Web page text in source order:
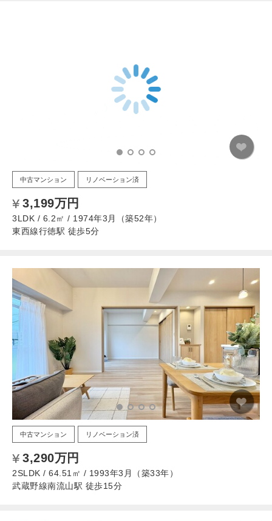
中古マンション リノベーション済
3,199万円
3LDK / 6.2㎡ / 1974年3月（築52年）
東西線行徳駅 徒歩5分
中古マンション リノベーション済
3,290万円
2SLDK / 64.51㎡ / 1993年3月（築33年）
武蔵野線南流山駅 徒歩15分